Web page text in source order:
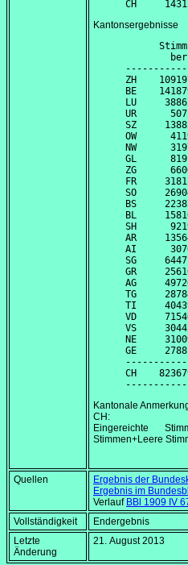
Kantonsergebnisse
ZH
BE
LU
UR
SZ
OW
NW
GL
ZG
FR
SO
BS
BL
SH
AR
AI
SG
GR
AG
TG
TI
VD
VS
NE
GE
CH
Kantonale
CH:
Eingereichte
Stimmen+Leere
Quellen
Ergebnis der
Ergebnis im
Verlauf BBl 1909 IV
Vollständigkeit
Endergebnis
Letzte
Änderung
21. August 2013